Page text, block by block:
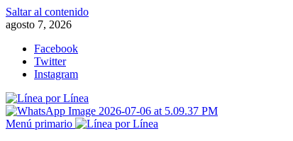
Saltar al contenido
agosto 7, 2026
Facebook
Twitter
Instagram
Menú primario